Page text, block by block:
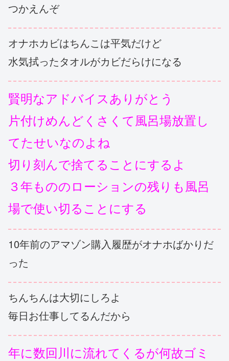
つかえんぞ
オナホカビはちんこは平気だけど
水気拭ったタオルがカビだらけになる
賢明なアドバイスありがとう
片付けめんどくさくて風呂場放置し
てたせいなのよね
切り刻んで捨てることにするよ
３年もののローションの残りも風呂
場で使い切ることにする
10年前のアマゾン購入履歴がオナホばかりだ
った
ちんちんは大切にしろよ
毎日お仕事してるんだから
年に数回川に流れてくるが何故ゴミ